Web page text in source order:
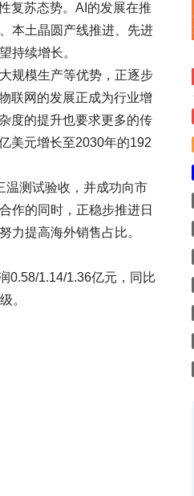
复苏态势。AI的发展在推
本土晶圆产线推进、先进
持续增长。
规模生产等优势，正逐步
联网的发展正成为行业增
度的提升也要求更多的传
美元增长至2030年的192
温测试验收，并成功向市
作的同时，正稳步推进日
力提高海外销售占比。
0.58/1.14/1.36亿元，同比
。